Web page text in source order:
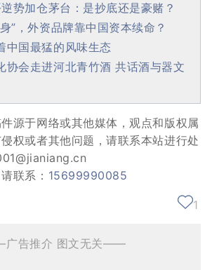
势加仓茅台：是抄底还是豪赌？
”，外资品牌靠中国资本续命？
中国最猛的风味生态
协会走进河北青竹酒 共话酒与器文
源于网络或其他媒体，观点和版权属
权或者其他问题，请联系本站进行处
联系： 15699990085
1
告推介 图文无关——